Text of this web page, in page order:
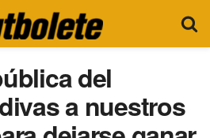
del
a nuestros